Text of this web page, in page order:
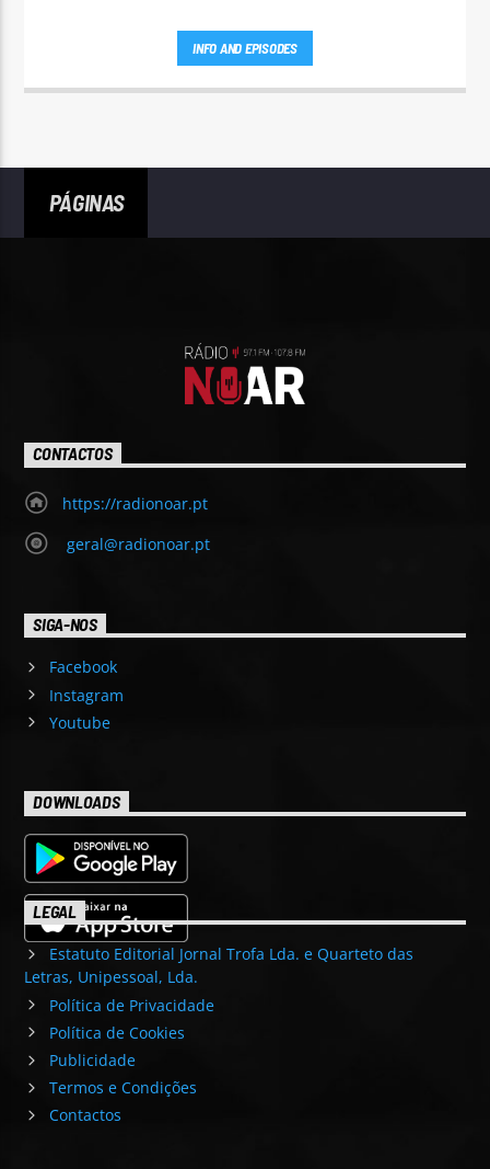
INFO AND EPISODES
PÁGINAS
CONTACTOS
https://radionoar.pt
geral@radionoar.pt
SIGA-NOS
Facebook
Instagram
Youtube
DOWNLOADS
LEGAL
Estatuto Editorial Jornal Trofa Lda. e Quarteto das
Letras, Unipessoal, Lda.
Política de Privacidade
Política de Cookies
Publicidade
Termos e Condições
Contactos